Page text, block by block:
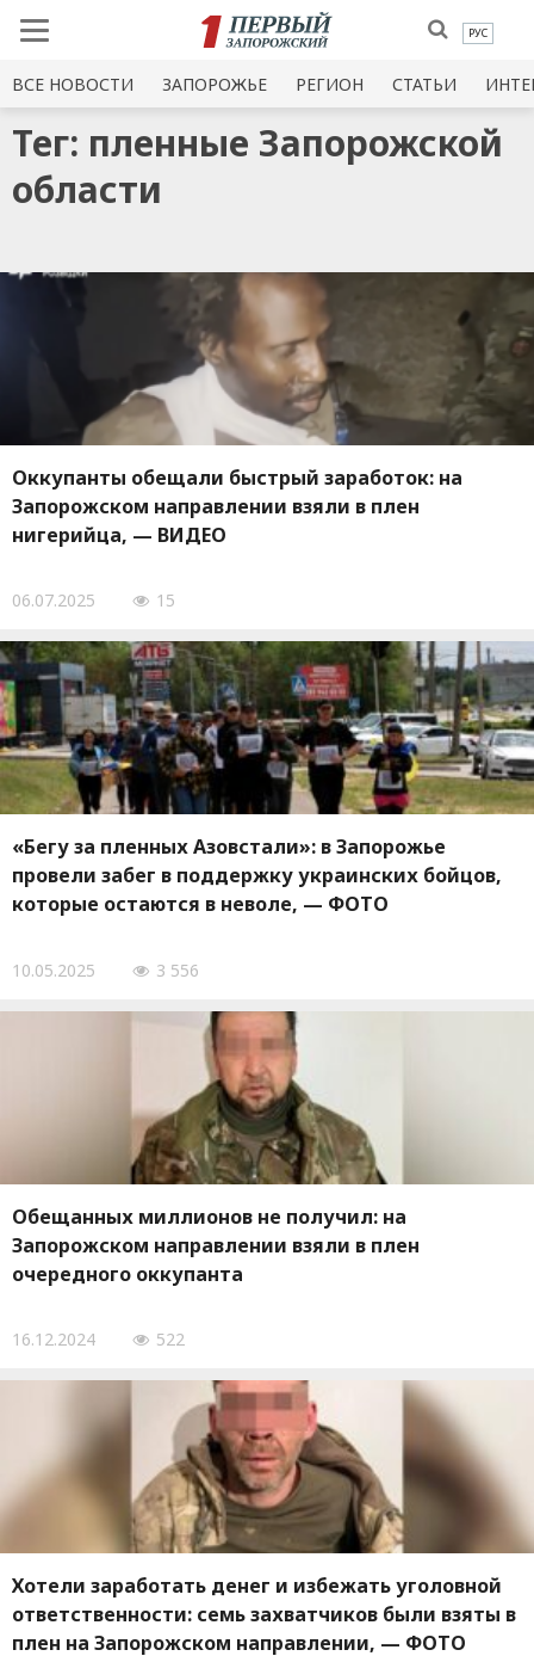
РУС
ВСЕ НОВОСТИ ЗАПОРОЖЬЕ РЕГИОН СТАТЬИ
Тег: пленные Запорожской
области
Оккупанты обещали быстрый заработок: на
Запорожском направлении взяли в плен
нигерийца, — ВИДЕО
06.07.2025 15
«Бегу за пленных Азовстали»: в Запорожье
провели забег в поддержку украинских бойцов,
которые остаются в неволе, — ФОТО
10.05.2025 3 556
Обещанных миллионов не получил: на
Запорожском направлении взяли в плен
очередного оккупанта
16.12.2024 522
Хотели заработать денег и избежать уголовной
ответственности: семь захватчиков были взяты в
плен на Запорожском направлении, — ФОТО